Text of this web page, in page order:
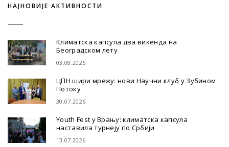
НАЈНОВИЈЕ АКТИВНОСТИ
Климатска капсула два викенда на
Београдском лету
03.08.2026
ЦПН шири мрежу: нови Научни клуб у Зубином
Потоку
30.07.2026
Youth Fest у Врању: климатска капсула
наставила турнеју по Србији
13.07.2026